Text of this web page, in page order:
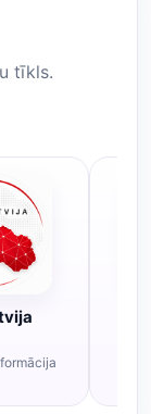
tīkls.